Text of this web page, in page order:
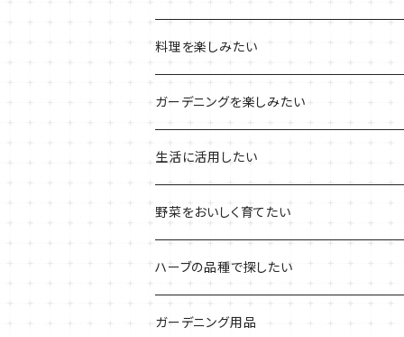
プラ製プランターの栽培キット
その他のプランターの栽培キット
2021年の敬老の日
2021年のハロウィン
2021年のクリスマス
ハーブブーケ
フレッシュハーブ
ハーブティーの定番ハーブ
リラックスしたい時に
シャキッとしたい時に
デトックスに
気分で香りを楽しみたい
料理を楽しみたい
料理の定番ハーブ
イタリア料理に
魚料理に
BBQ・肉料理に
サラダに使いたい
ガーデニングを楽しみたい
花を楽しみたい
カラーリーフ
ハーブガーデンづくりに
夏のハーブガーデンに
生活に活用したい
パーティーハーブ
インスタ映えハーブ
虫よけに使いたい
野菜をおいしく育てたい
トマトのコンパニオン
ジャガイモのコンパニオン
ハーブの品種で探したい
ミント・ハーブ苗
ガーデニング用品